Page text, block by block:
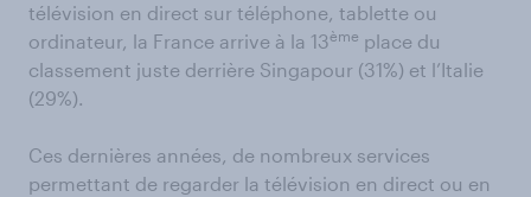
télévision en direct sur téléphone, tablette ou
ordinateur, la France arrive à la 13ème place du
classement juste derrière Singapour (31%) et l’Italie
(29%).
Ces dernières années, de nombreux services
permettant de regarder la télévision en direct ou en